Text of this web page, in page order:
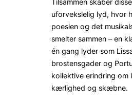
uforvekslelig lyd, hvor
poesien og det
smelter sammen – en
én gang lyder som
brostensgader og
kollektive erindring om
kærlighed og skæbne.